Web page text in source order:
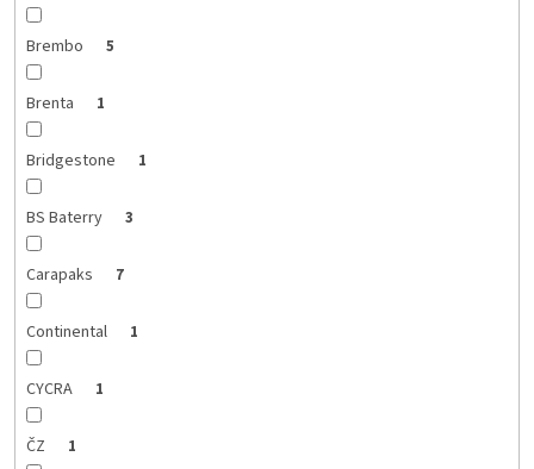
Brembo 5
Brenta 1
Bridgestone 1
BS Baterry 3
Carapaks 7
Continental 1
CYCRA 1
ČZ 1